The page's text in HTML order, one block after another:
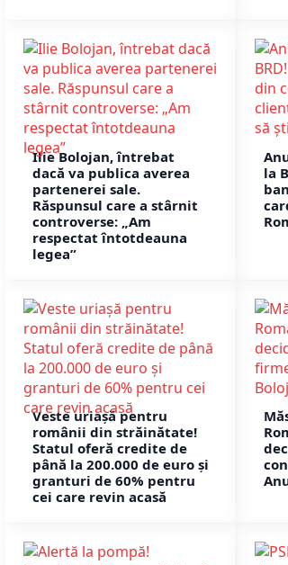
Ilie Bolojan, întrebat
dacă va publica averea
partenerei sale.
Răspunsul care a stârnit
controverse: „Am
respectat întotdeauna
legea”
la
Veste uriașă pentru
românii din străinătate!
Statul oferă credite de
până la 200.000 de euro și
granturi de 60% pentru
cei care revin acasă